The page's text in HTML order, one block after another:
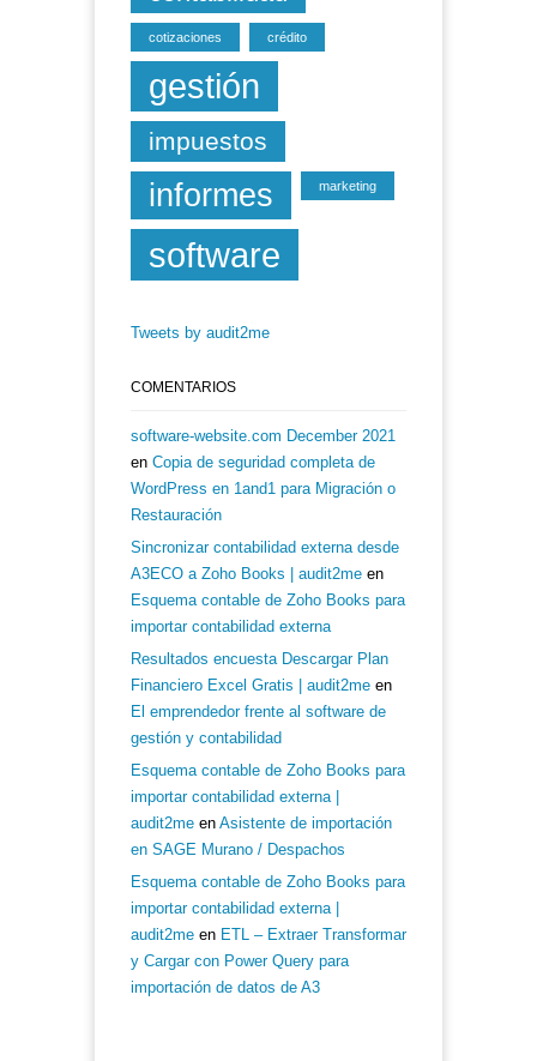
cotizaciones crédito
gestión
impuestos
informes marketing
software
Tweets by audit2me
COMENTARIOS
software-website.com December 2021
en Copia de seguridad completa de
WordPress en 1and1 para Migración o
Restauración
Sincronizar contabilidad externa desde
A3ECO a Zoho Books | audit2me en
Esquema contable de Zoho Books para
importar contabilidad externa
Resultados encuesta Descargar Plan
Financiero Excel Gratis | audit2me en
El emprendedor frente al software de
gestión y contabilidad
Esquema contable de Zoho Books para
importar contabilidad externa |
audit2me en Asistente de importación
en SAGE Murano / Despachos
Esquema contable de Zoho Books para
importar contabilidad externa |
audit2me en ETL – Extraer Transformar
y Cargar con Power Query para
importación de datos de A3